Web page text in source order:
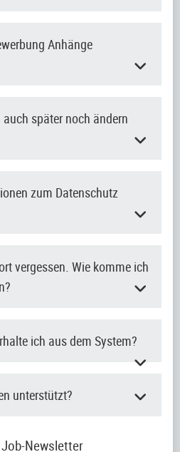
Anhänge
später noch ändern
zum Datenschutz
vergessen. Wie komme ich
ich aus dem System?
unterstützt?
Newsletter